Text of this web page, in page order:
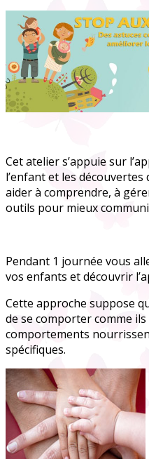
Cet atelier s’appuie sur
l’enfant et les
aider à comprendre, à
outils pour mieux
Pendant 1 journée vous
vos enfants et découvrir
Cette approche suppose
de se comporter comme
comportements
spécifiques.